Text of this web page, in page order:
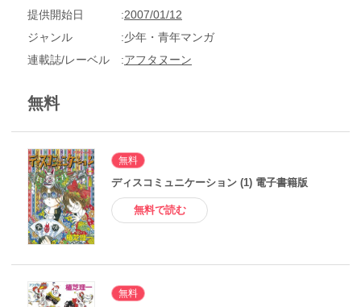
提供開始日
2007/01/12
ジャンル
少年・青年マンガ
連載誌/レーベル
アフタヌーン
無料
無料
ディスコミュニケーション (1) 電子書籍版
無料で読む
無料